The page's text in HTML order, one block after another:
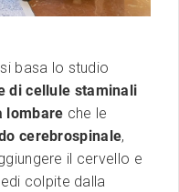
basa lo studio
di cellule staminali
lombare che le
cerebrospinale,
il cervello e
colpite dalla